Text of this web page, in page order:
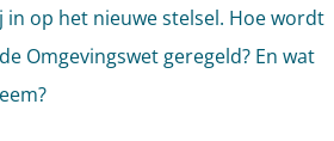
op het nieuwe stelsel. Hoe wordt
Omgevingswet geregeld? En wat